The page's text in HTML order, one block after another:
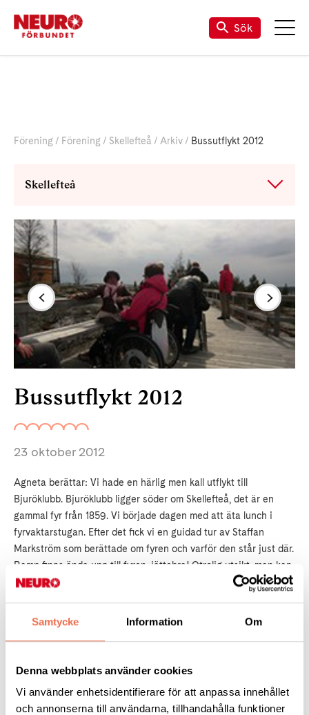
Samtycke Information Om
Denna webbplats använder cookies
Vi använder enhetsidentifierare för att anpassa innehållet
och annonserna till användarna, tillhandahålla funktioner
Sök
Förening Förening Skellefteå Arkiv Bussutflykt 2012
Skellefteå
Bussutflykt 2012
23 oktober 2012
Agneta berättar: Vi hade en härlig men kall utflykt till
Bjuröklubb. Bjuröklubb ligger söder om Skellefteå, det är en
gammal fyr från 1859. Vi började dagen med att äta lunch i
fyrvaktarstugan. Efter det fick vi en guidad tur av Staffan
Markström som berättade om fyren och varför den står just där.
Ramp finns ända upp till fyren, jättebra! Otrolig utsikt, man kan
se ända till Finland.
Tipsa